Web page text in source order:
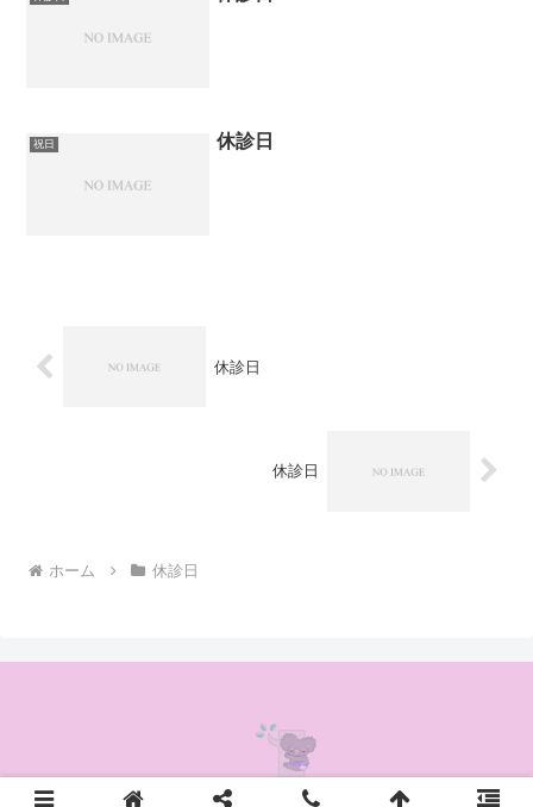
祝日 休診日
休診日
休診日
ホーム 休診日
© 2020 かんの耳鼻咽喉科クリニック.